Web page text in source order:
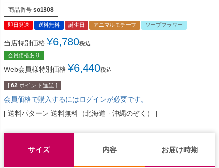
商品番号 so1808
即日発送 送料無料 誕生日 アニマルモチーフ ソープフラワー
当店特別価格 ¥6,780税込
会員価格あり
Web会員様特別価格 ¥6,440税込
[ 62 ポイント進呈 ]
会員価格で購入するにはログインが必要です。
送料パターン 送料無料（北海道・沖縄のぞく）
サイズ 内容 お届け時期